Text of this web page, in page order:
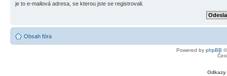
je to e-mailová adresa, se kterou jste se registrovali.
Obsah fóra
Powered by phpBB